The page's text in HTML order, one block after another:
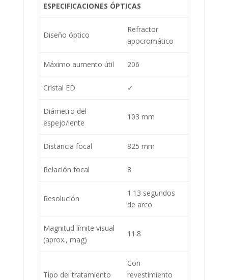
ESPECIFICACIONES ÓPTICAS
Diseño óptico
Refractor
apocromático
Máximo aumento útil 206
Cristal ED ✓
Diámetro del
espejo/lente
103 mm
Distancia focal 825 mm
Relación focal 8
Resolución
1.13 segundos
de arco
Magnitud límite visual
(aprox., mag)
11.8
Tipo del tratamiento
Con
revestimiento